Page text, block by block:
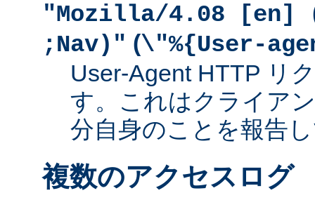
"Mozilla/4.08 [en]
;Nav)" (\"%{User-
User-Agent HTTP リ
す。これはクライア
分自身のことを報告
複数のアクセスログ